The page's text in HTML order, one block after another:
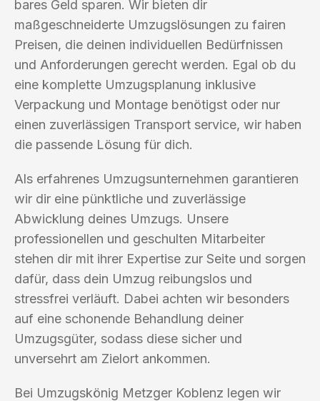
bares Geld sparen. Wir bieten dir
maßgeschneiderte Umzugslösungen zu fairen
Preisen, die deinen individuellen Bedürfnissen
und Anforderungen gerecht werden. Egal ob du
eine komplette Umzugsplanung inklusive
Verpackung und Montage benötigst oder nur
einen zuverlässigen Transport service, wir haben
die passende Lösung für dich.
Als erfahrenes Umzugsunternehmen garantieren
wir dir eine pünktliche und zuverlässige
Abwicklung deines Umzugs. Unsere
professionellen und geschulten Mitarbeiter
stehen dir mit ihrer Expertise zur Seite und sorgen
dafür, dass dein Umzug reibungslos und
stressfrei verläuft. Dabei achten wir besonders
auf eine schonende Behandlung deiner
Umzugsgüter, sodass diese sicher und
unversehrt am Zielort ankommen.
Bei Umzugskönig Metzger Koblenz legen wir